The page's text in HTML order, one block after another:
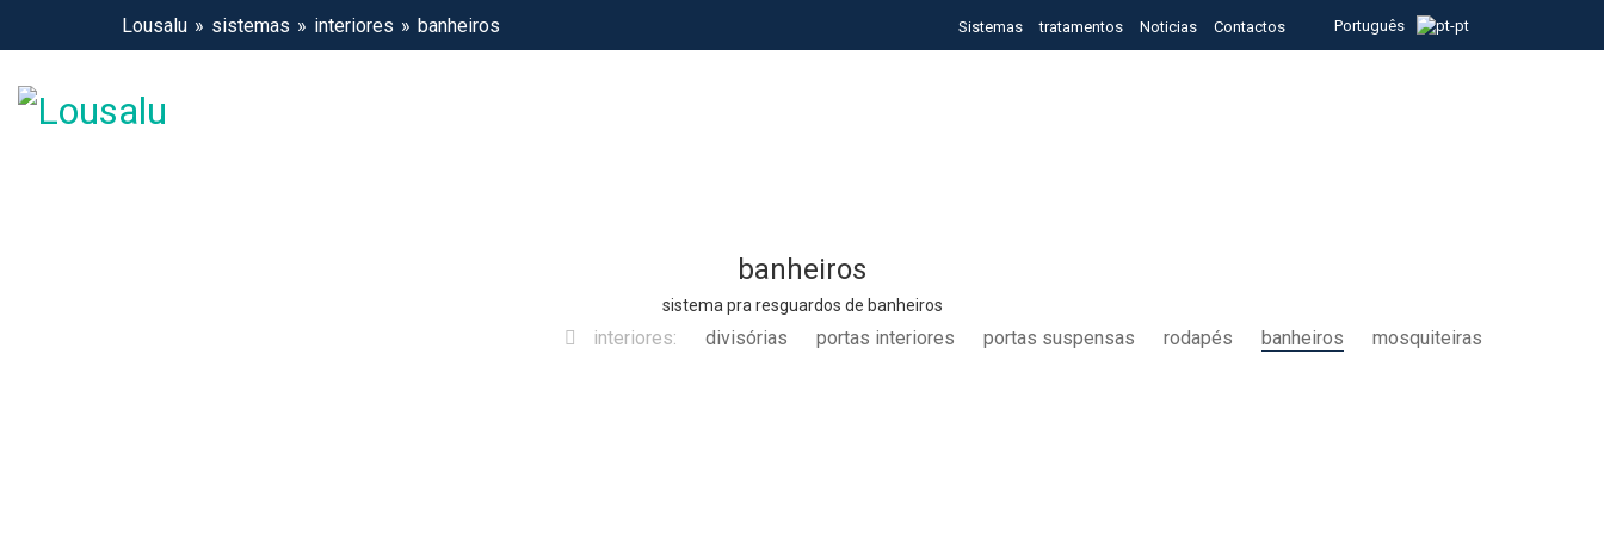
Lousalu sistemas interiores banheiros Sistemas tratamentos Noticias Contactos Português
banheiros
sistema pra resguardos de banheiros
interiores: divisórias portas interiores portas suspensas rodapés banheiros mosquiteiras